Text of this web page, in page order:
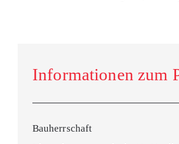
Informationen zum
Bauherrschaft